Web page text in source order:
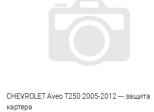
Купить в 1 клик
Сравнение
Под заказ
CНEVROLET Aveo T250 2005-2012 --- защита
картера